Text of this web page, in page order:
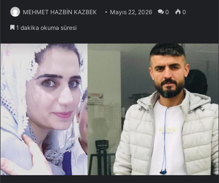
MEHMET HAZBİN KAZBEK Mayıs 22, 2026 0 0
1 dakika okuma süresi